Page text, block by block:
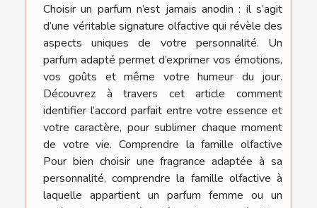
Choisir un parfum n’est jamais anodin : il s’agit
d’une véritable signature olfactive qui révèle des
aspects uniques de votre personnalité. Un
parfum adapté permet d’exprimer vos émotions,
vos goûts et même votre humeur du jour.
Découvrez à travers cet article comment
identifier l’accord parfait entre votre essence et
votre caractère, pour sublimer chaque moment
de votre vie. Comprendre la famille olfactive
Pour bien choisir une fragrance adaptée à sa
personnalité, comprendre la famille olfactive à
laquelle appartient un parfum femme ou un